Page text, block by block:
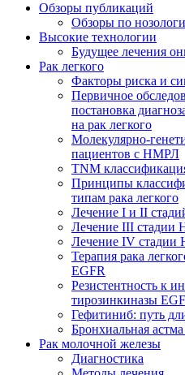
Обзоры публикаций
Обзоры по
Высокие технологии
Будущее лечения
Рак легкого
Факторы риска и
Первичное
постановка
на рак легкого
Молекулярно-
пациентов с НМРЛ
TNM
Принципы
типам рака легкого
Лечение I и II
Лечение III
Лечение IV
Терапия рака
EGFR
Резистентность к
тирозинкиназы
Гефитиниб: путь
Бронхиальная
Рак молочной железы
Диагностика